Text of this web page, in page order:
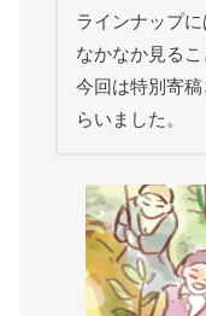
ラインナップ
なかなか見る
今回は特別寄
らいました。